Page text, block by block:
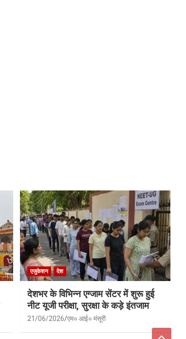
एजुकेशन देश
देशभर के विभिन्न एग्जाम सेंटर में शुरू हुई
नीट यूजी परीक्षा, सुरक्षा के कड़े इंतजाम
21/06/2026 एम० आई० मंसूरी